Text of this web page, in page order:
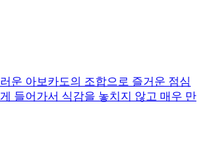
운 아보카도의 조합으로 즐거운 점심
들어가서 식감을 놓치지 않고 매우 만